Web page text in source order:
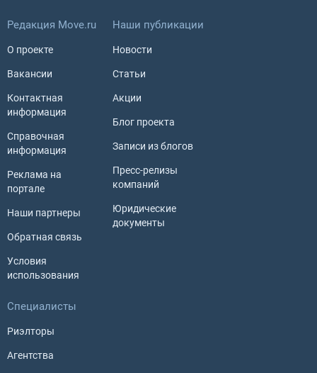
Редакция Move.ru
О проекте
Вакансии
Контактная
информация
Справочная
информация
Реклама на
портале
Наши партнеры
Обратная связь
Условия
использования
Наши публикации
Новости
Статьи
Акции
Блог проекта
Записи из блогов
Пресс-релизы
компаний
Юридические
документы
Специалисты
Риэлторы
Агентства